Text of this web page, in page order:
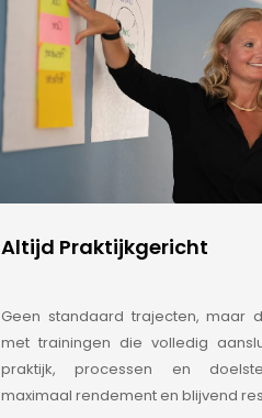
Altijd Praktijkgericht
Geen standaard trajecten, maar
met trainingen die volledig
praktijk, processen en
maximaal rendement en blijvend